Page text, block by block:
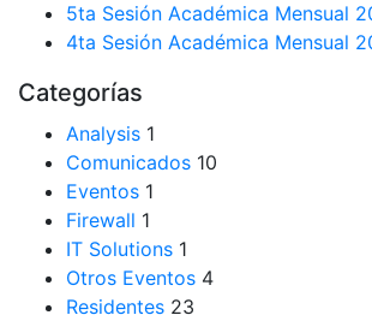
5ta Sesión Académica Mensual
4ta Sesión Académica Mensual
Categorías
Analysis 1
Comunicados 10
Eventos 1
Firewall 1
IT Solutions 1
Otros Eventos 4
Residentes 23